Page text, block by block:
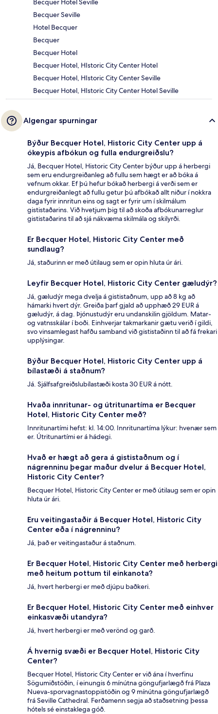
Becquer Hotel Seville
Becquer Seville
Hotel Becquer
Becquer
Becquer Hotel
Becquer Hotel, HIstoric City Center Hotel
Becquer Hotel, HIstoric City Center Seville
Becquer Hotel, HIstoric City Center Hotel Seville
Algengar spurningar
Býður Becquer Hotel, Historic City Center upp á
ókeypis afbókun og fulla endurgreiðslu?
Já, Becquer Hotel, Historic City Center býður upp á herbergi
sem eru endurgreiðanleg að fullu sem hægt er að bóka á
vefnum okkar. Ef þú hefur bókað herbergi á verði sem er
endurgreiðanlegt að fullu getur þú afbókað allt niður í nokkra
daga fyrir innritun eins og sagt er fyrir um í skilmálum
gististaðarins. Við hvetjum þig til að skoða afbókunarreglur
gististaðarins til að sjá nákvæma skilmála og skilyrði.
Er Becquer Hotel, Historic City Center með
sundlaug?
Já, staðurinn er með útilaug sem er opin hluta úr ári.
Leyfir Becquer Hotel, Historic City Center gæludýr?
Já, gæludýr mega dvelja á gististaðnum, upp að 8 kg að
hámarki hvert dýr. Greiða þarf gjald að upphæð 29 EUR á
gæludýr, á dag. Þjónustudýr eru undanskilin gjöldum. Matar-
og vatnsskálar í boði. Einhverjar takmarkanir gætu verið í gildi,
svo vinsamlegast hafðu samband við gististaðinn til að fá frekari
upplýsingar.
Býður Becquer Hotel, Historic City Center upp á
bílastæði á staðnum?
Já. Sjálfsafgreiðslubílastæði kosta 30 EUR á nótt.
Hvaða innritunar- og útritunartíma er Becquer
Hotel, Historic City Center með?
Innritunartími hefst: kl. 14:00. Innritunartíma lýkur: hvenær sem
er. Útritunartími er á hádegi.
Hvað er hægt að gera á gististaðnum og í
nágrenninu þegar maður dvelur á Becquer Hotel,
Historic City Center?
Becquer Hotel, Historic City Center er með útilaug sem er opin
hluta úr ári.
Eru veitingastaðir á Becquer Hotel, Historic City
Center eða í nágrenninu?
Já, það er veitingastaður á staðnum.
Er Becquer Hotel, Historic City Center með herbergi
með heitum pottum til einkanota?
Já, hvert herbergi er með djúpu baðkeri.
Er Becquer Hotel, Historic City Center með einhver
einkasvæði utandyra?
Já, hvert herbergi er með verönd og garð.
Á hvernig svæði er Becquer Hotel, Historic City
Center?
Becquer Hotel, Historic City Center er við ána í hverfinu
Sögumiðstöðin, í einungis 6 mínútna göngufjarlægð frá Plaza
Nueva-sporvagnastoppistöðin og 9 mínútna göngufjarlægð
frá Seville Cathedral. Ferðamenn segja að staðsetning þessa
hótels sé einstaklega góð.